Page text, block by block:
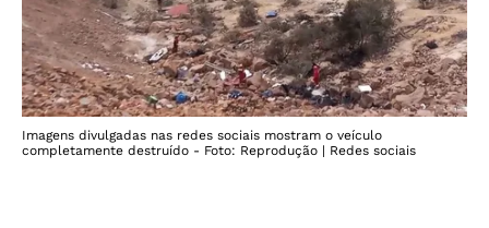
Imagens divulgadas nas redes sociais mostram o veículo
completamente destruído - Foto: Reprodução | Redes sociais